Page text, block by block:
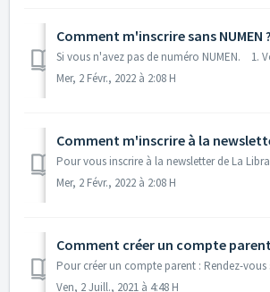
Comment m'inscrire sans NUMEN ?
Mer, 2 Févr., 2022 à 2:08 H
Comment m'inscrire à la
Mer, 2 Févr., 2022 à 2:08 H
Comment créer un compte
Ven, 2 Juill., 2021 à 4:48 H